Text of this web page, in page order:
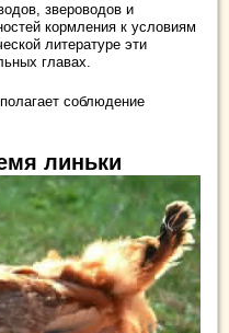
звероводов и
кормления к условиям
литературе эти
главах.
соблюдение
линьки